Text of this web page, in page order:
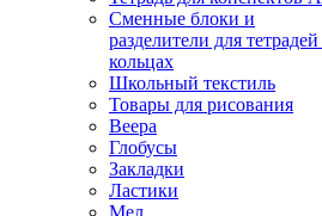
Сменные блоки и
разделители для тетрадей
кольцах
Школьный текстиль
Товары для рисования
Веера
Глобусы
Закладки
Ластики
Мел